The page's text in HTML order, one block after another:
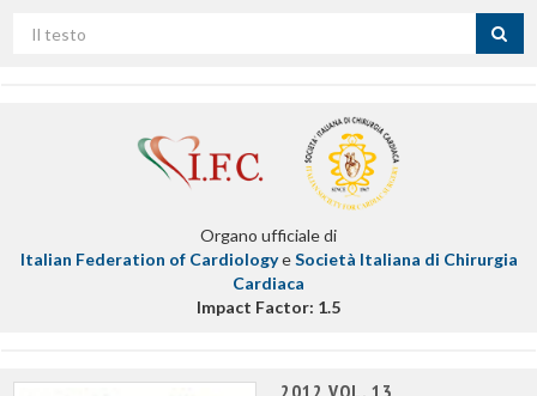
per
Organo ufficiale di
Italian Federation of CardiologyeSocietà Italiana di Chirurgia
Cardiaca
Impact Factor: 1.5
2012 VOL. 13